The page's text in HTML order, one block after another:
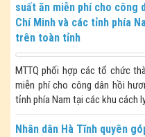
suất ăn miễn phí cho công
Chí Minh và các tỉnh phía
trên toàn tỉnh
MTTQ phối hợp các tổ chức
miễn phí cho công dân hồi
tỉnh phía Nam tại các khu cách
Nhân dân Hà Tĩnh quyên